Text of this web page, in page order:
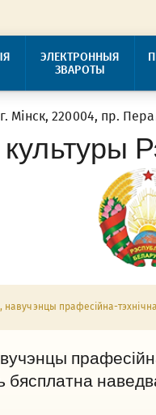
ЭЛЕКТРОННЫЯ
ЗВАРОТЫ
г. Мінск, 220004, пр.
культуры
прафесійна-